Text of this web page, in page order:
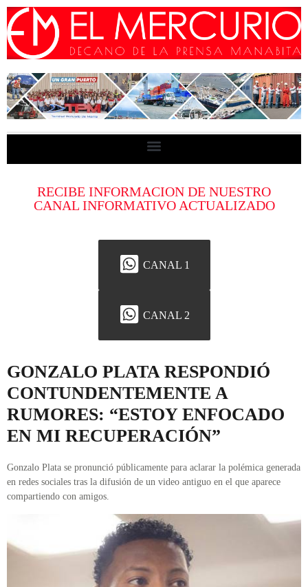
RECIBE INFORMACION DE NUESTRO
CANAL INFORMATIVO ACTUALIZADO
CANAL 1
CANAL 2
GONZALO PLATA RESPONDIÓ
CONTUNDENTEMENTE A
RUMORES: “ESTOY ENFOCADO
EN MI RECUPERACIÓN”
Gonzalo Plata se pronunció públicamente para aclarar la polémica generada
en redes sociales tras la difusión de un video antiguo en el que aparece
compartiendo con amigos.